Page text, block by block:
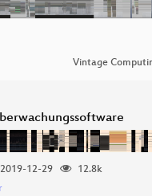
Vintage
2019-12-29
12.8k